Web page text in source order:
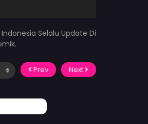
Selalu Update Di
Prev Next